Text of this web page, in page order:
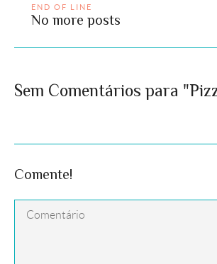
END OF LINE
No more posts
Sem Comentários para
Comente!